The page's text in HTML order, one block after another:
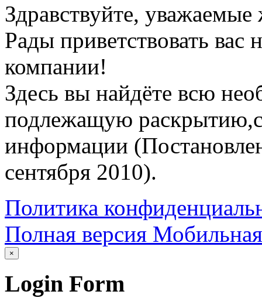
Здравствуйте,
Рады приветствовать
компании!
Здесь вы найдёте всю
подлежащую
информации
сентября 2010).
Политика
Полная версия
×
Login Form